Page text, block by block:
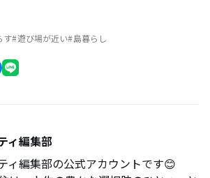
す 遊び場が近い 島暮らし
ィ編集部
ィ編集部の公式アカウントです😊